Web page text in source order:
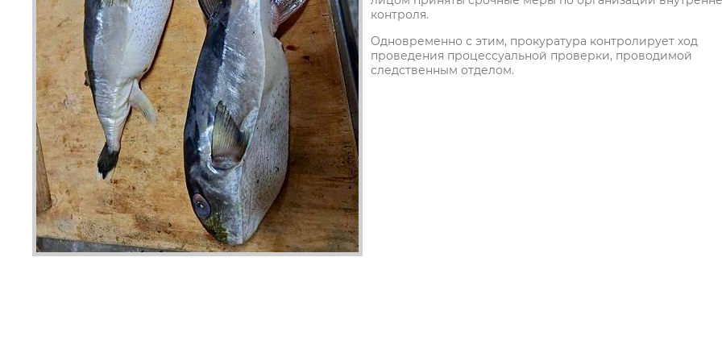
контроля.
Одновременно с этим, прокуратура контролирует ход
проведения процессуальной проверки, проводимой
следственным отделом.